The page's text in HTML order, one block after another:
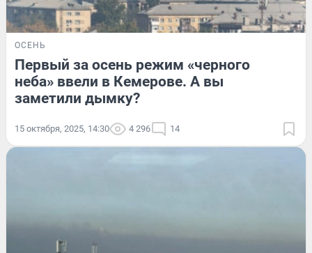
ОСЕНЬ
Первый за осень режим «черного
неба» ввели в Кемерове. А вы
заметили дымку?
15 октября, 2025, 14:30 4 296 14